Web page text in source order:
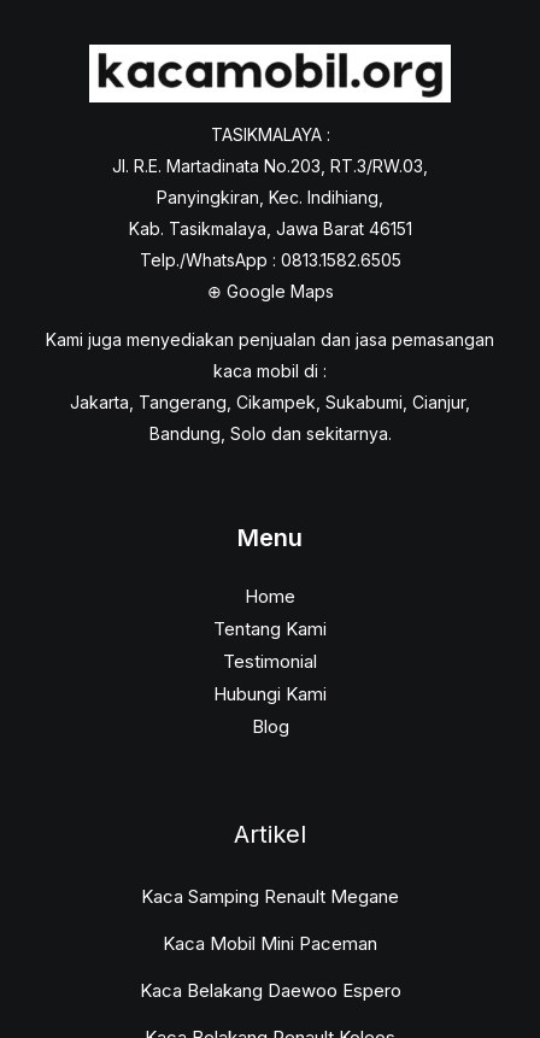
TASIKMALAYA :
Jl. R.E. Martadinata No.203, RT.3/RW.03,
Panyingkiran, Kec. Indihiang,
Kab. Tasikmalaya, Jawa Barat 46151
Telp./WhatsApp : 0813.1582.6505
⊕ Google Maps
Kami juga menyediakan penjualan dan jasa pemasangan
kaca mobil di :
Jakarta, Tangerang, Cikampek, Sukabumi, Cianjur,
Bandung, Solo dan sekitarnya.
Menu
Home
Tentang Kami
Testimonial
Hubungi Kami
Blog
Artikel
Kaca Samping Renault Megane
Kaca Mobil Mini Paceman
Kaca Belakang Daewoo Espero